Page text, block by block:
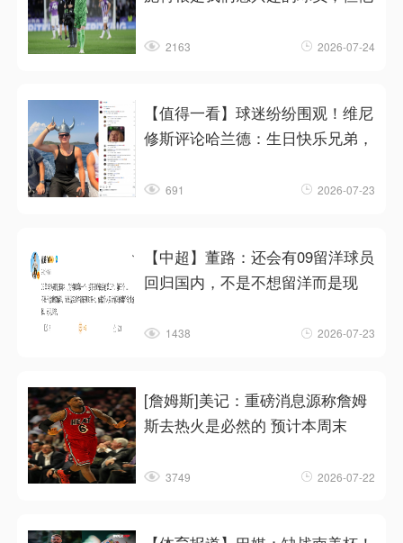
2163 2026-07-24
【值得一看】球迷纷纷围观！维尼
修斯评论哈兰德：生日快乐兄弟，
691 2026-07-23
【中超】董路：还会有09留洋球员
回归国内，不是不想留洋而是现
1438 2026-07-23
[詹姆斯]美记：重磅消息源称詹姆
斯去热火是必然的 预计本周末
3749 2026-07-22